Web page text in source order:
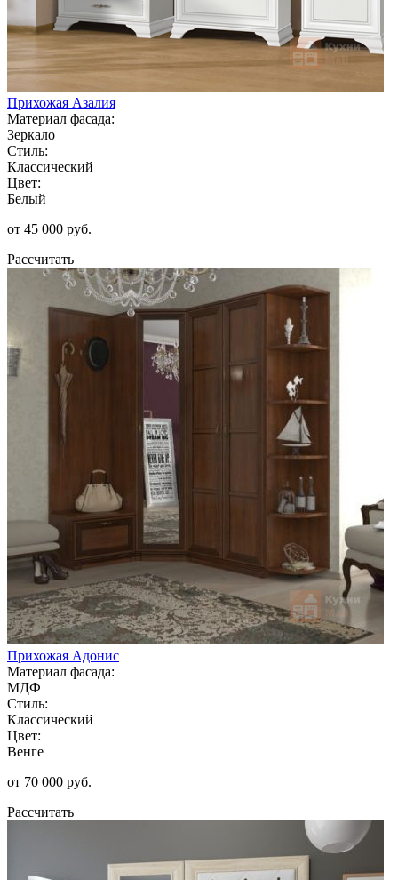
Прихожая Азалия
Материал фасада:
Зеркало
Стиль:
Классический
Цвет:
Белый
от 45 000 руб.
Рассчитать
Прихожая Адонис
Материал фасада:
МДФ
Стиль:
Классический
Цвет:
Венге
от 70 000 руб.
Рассчитать